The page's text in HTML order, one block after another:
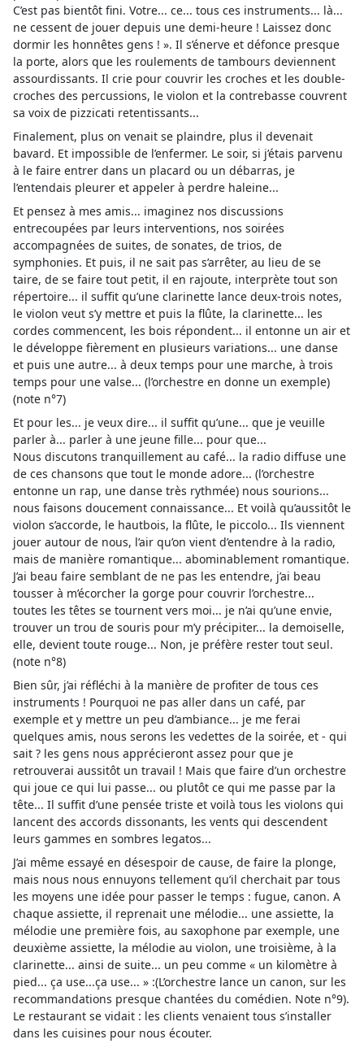
C’est pas bientôt fini. Votre... ce... tous ces instruments... là...
ne cessent de jouer depuis une demi-heure ! Laissez donc
dormir les honnêtes gens ! ». Il s’énerve et défonce presque
la porte, alors que les roulements de tambours deviennent
assourdissants. Il crie pour couvrir les croches et les double-
croches des percussions, le violon et la contrebasse couvrent
sa voix de pizzicati retentissants...
Finalement, plus on venait se plaindre, plus il devenait
bavard. Et impossible de l’enfermer. Le soir, si j’étais parvenu
à le faire entrer dans un placard ou un débarras, je
l’entendais pleurer et appeler à perdre haleine...
Et pensez à mes amis... imaginez nos discussions
entrecoupées par leurs interventions, nos soirées
accompagnées de suites, de sonates, de trios, de
symphonies. Et puis, il ne sait pas s’arrêter, au lieu de se
taire, de se faire tout petit, il en rajoute, interprète tout son
répertoire... il suffit qu’une clarinette lance deux-trois notes,
le violon veut s’y mettre et puis la flûte, la clarinette... les
cordes commencent, les bois répondent... il entonne un air et
le développe fièrement en plusieurs variations... une danse
et puis une autre... à deux temps pour une marche, à trois
temps pour une valse... (l’orchestre en donne un exemple)
(note n°7)
Et pour les... je veux dire... il suffit qu’une... que je veuille
parler à... parler à une jeune fille... pour que...
Nous discutons tranquillement au café... la radio diffuse une
de ces chansons que tout le monde adore... (l’orchestre
entonne un rap, une danse très rythmée) nous sourions...
nous faisons doucement connaissance... Et voilà qu’aussitôt le
violon s’accorde, le hautbois, la flûte, le piccolo... Ils viennent
jouer autour de nous, l’air qu’on vient d’entendre à la radio,
mais de manière romantique... abominablement romantique.
J’ai beau faire semblant de ne pas les entendre, j’ai beau
tousser à m’écorcher la gorge pour couvrir l’orchestre...
toutes les têtes se tournent vers moi... je n’ai qu’une envie,
trouver un trou de souris pour m’y précipiter... la demoiselle,
elle, devient toute rouge... Non, je préfère rester tout seul.
(note n°8)
Bien sûr, j’ai réfléchi à la manière de profiter de tous ces
instruments ! Pourquoi ne pas aller dans un café, par
exemple et y mettre un peu d’ambiance... je me ferai
quelques amis, nous serons les vedettes de la soirée, et - qui
sait ? les gens nous apprécieront assez pour que je
retrouverai aussitôt un travail ! Mais que faire d’un orchestre
qui joue ce qui lui passe... ou plutôt ce qui me passe par la
tête... Il suffit d’une pensée triste et voilà tous les violons qui
lancent des accords dissonants, les vents qui descendent
leurs gammes en sombres legatos...
J’ai même essayé en désespoir de cause, de faire la plonge,
mais nous nous ennuyons tellement qu’il cherchait par tous
les moyens une idée pour passer le temps : fugue, canon. A
chaque assiette, il reprenait une mélodie... une assiette, la
mélodie une première fois, au saxophone par exemple, une
deuxième assiette, la mélodie au violon, une troisième, à la
clarinette... ainsi de suite... un peu comme « un kilomètre à
pied... ça use...ça use... » :(L’orchestre lance un canon, sur les
recommandations presque chantées du comédien. Note n°9).
Le restaurant se vidait : les clients venaient tous s’installer
dans les cuisines pour nous écouter.